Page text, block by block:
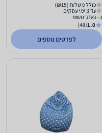
כולל משלוח (₪15)
עד 3 ימי עסקים
ב- גאדג'טשופ
1.0
(48)
לפרטים נוספים